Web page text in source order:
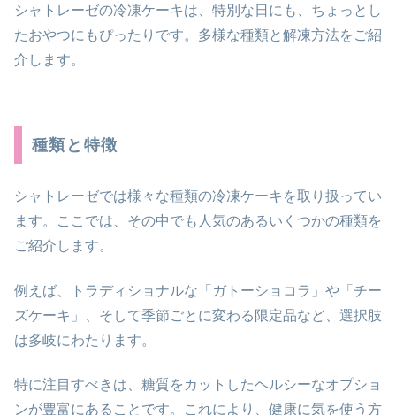
シャトレーゼの冷凍ケーキは、特別な日にも、ちょっとし
たおやつにもぴったりです。多様な種類と解凍方法をご紹
介します。
種類と特徴
シャトレーゼでは様々な種類の冷凍ケーキを取り扱ってい
ます。ここでは、その中でも人気のあるいくつかの種類を
ご紹介します。
例えば、トラディショナルな「ガトーショコラ」や「チー
ズケーキ」、そして季節ごとに変わる限定品など、選択肢
は多岐にわたります。
特に注目すべきは、糖質をカットしたヘルシーなオプショ
ンが豊富にあることです。これにより、健康に気を使う方